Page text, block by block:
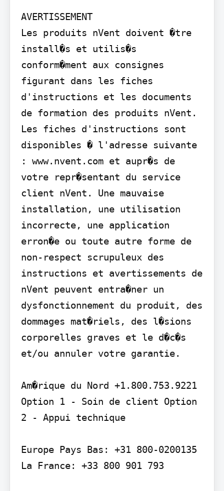
AVERTISSEMENT
Les produits nVent doivent �tre
install�s et utilis�s
conform�ment aux consignes
figurant dans les fiches
d'instructions et les documents
de formation des produits nVent.
Les fiches d'instructions sont
disponibles � l'adresse suivante
: www.nvent.com et aupr�s de
votre repr�sentant du service
client nVent. Une mauvaise
installation, une utilisation
incorrecte, une application
erron�e ou toute autre forme de
non-respect scrupuleux des
instructions et avertissements de
nVent peuvent entra�ner un
dysfonctionnement du produit, des
dommages mat�riels, des l�sions
corporelles graves et le d�c�s
et/ou annuler votre garantie.
Am�rique du Nord +1.800.753.9221
Option 1 - Soin de client Option
2 - Appui technique
Europe Pays Bas: +31 800-0200135
La France: +33 800 901 793